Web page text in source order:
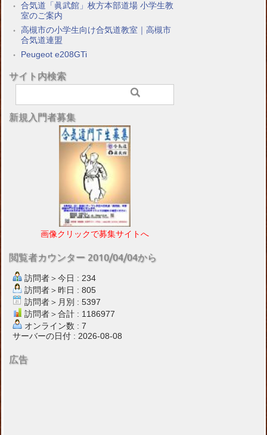
合気道「眞武館」枚方本部道場 小学生教
室のご案内
高槻市の小学生向け合気道教室｜高槻市
合気道連盟
Peugeot e208GTi
サイト内検索
新規入門者募集
画像クリックで募集サイトへ
閲覧者カウンター 2010/04/04から
訪問者＞今日 : 234
訪問者＞昨日 : 805
訪問者＞月別 : 5397
訪問者＞合計 : 1186977
オンライン数 : 7
サーバーの日付 : 2026-08-08
広告